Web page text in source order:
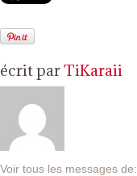
écrit parTiKaraii
Voir tous les messages de: